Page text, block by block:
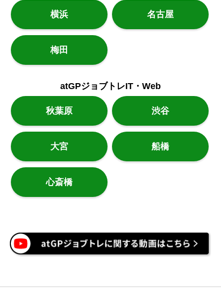
横浜 名古屋
梅田
atGPジョブトレIT・Web
秋葉原 渋谷
大宮 船橋
心斎橋